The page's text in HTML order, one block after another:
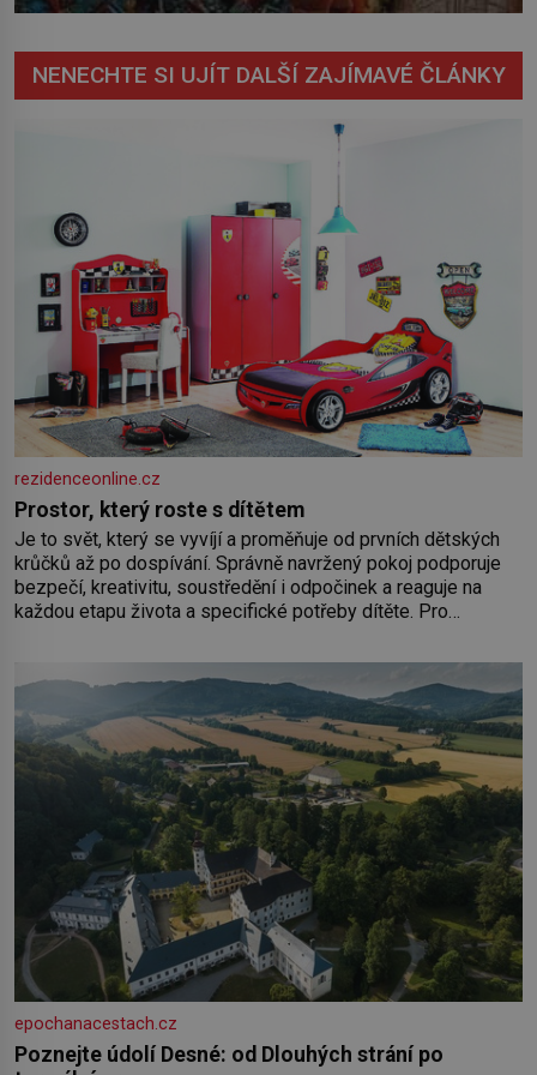
NENECHTE SI UJÍT DALŠÍ ZAJÍMAVÉ ČLÁNKY
rezidenceonline.cz
Prostor, který roste s dítětem
Je to svět, který se vyvíjí a proměňuje od prvních dětských
krůčků až po dospívání. Správně navržený pokoj podporuje
bezpečí, kreativitu, soustředění i odpočinek a reaguje na
každou etapu života a specifické potřeby dítěte. Pro
by pokoj miminka měl působit především klidně a útulně.
Předškolní věk je
epochanacestach.cz
Poznejte údolí Desné: od Dlouhých strání po